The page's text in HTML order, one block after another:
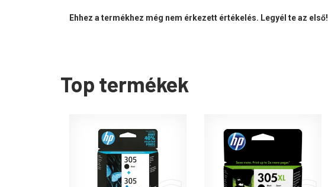
Ehhez a termékhez még nem érkezett értékelés. Legyél te az első!
Top termékek